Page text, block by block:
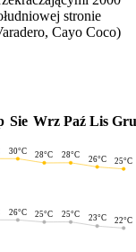
stronie
Cayo Coco)
Sie Wrz Paź Lis Gru
30°C 28°C 28°C 26°C 25°C
26°C 25°C 25°C 23°C 22°C